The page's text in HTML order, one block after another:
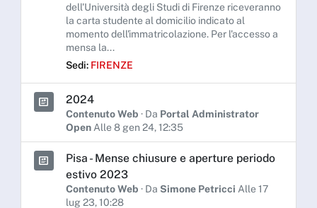
dell'Università degli Studi di Firenze riceveranno
la carta studente al domicilio indicato al
momento dell'immatricolazione. Per l'accesso a
mensa la...
Sedi: FIRENZE
2024
Contenuto Web · Da Portal Administrator
Open Alle 8 gen 24, 12:35
Pisa - Mense chiusure e aperture periodo
estivo 2023
Contenuto Web · Da Simone Petricci Alle 17
lug 23, 10:28